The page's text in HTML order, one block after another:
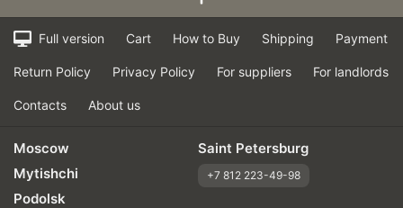
Full version Cart How to Buy Shipping Payment
Return Policy Privacy Policy For suppliers For landlords
Contacts About us
Moscow
Mytishchi
Podolsk
Saint Petersburg
+7 812 223-49-98